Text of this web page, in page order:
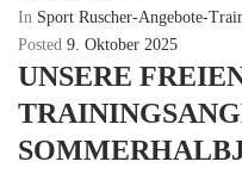
In Sport Ruscher-Angebote-
Posted 9. Oktober 2025
UNSERE